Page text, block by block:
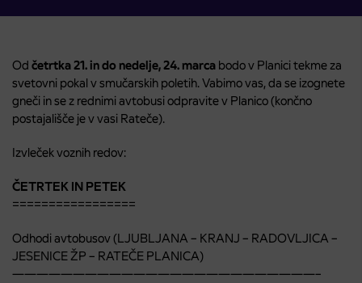
Od četrtka 21. in do nedelje, 24. marca bodo v Planici tekme za
svetovni pokal v smučarskih poletih. Vabimo vas, da se izognete
gneči in se z rednimi avtobusi odpravite v Planico (končno
postajališče je v vasi Rateče).
Izvleček voznih redov:
ČETRTEK IN PETEK
=================
Odhodi avtobusov (LJUBLJANA – KRANJ – RADOVLJICA –
JESENICE ŽP – RATEČE PLANICA)
—————————————————————————–